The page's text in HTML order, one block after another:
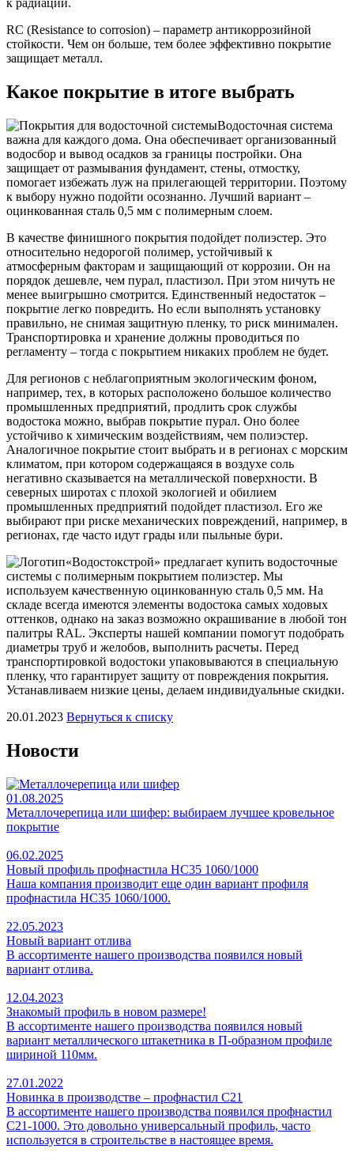
к радиации.
RС (Resistance to сorrosion) – параметр антикоррозийной
стойкости. Чем он больше, тем более эффективно покрытие
защищает металл.
Какое покрытие в итоге выбрать
Водосточная система
важна для каждого дома. Она обеспечивает организованный
водосбор и вывод осадков за границы постройки. Она
защищает от размывания фундамент, стены, отмостку,
помогает избежать луж на прилегающей территории. Поэтому
к выбору нужно подойти осознанно. Лучший вариант –
оцинкованная сталь 0,5 мм с полимерным слоем.
В качестве финишного покрытия подойдет полиэстер. Это
относительно недорогой полимер, устойчивый к
атмосферным факторам и защищающий от коррозии. Он на
порядок дешевле, чем пурал, пластизол. При этом ничуть не
менее выигрышно смотрится. Единственный недостаток –
покрытие легко повредить. Но если выполнять установку
правильно, не снимая защитную пленку, то риск минимален.
Транспортировка и хранение должны проводиться по
регламенту – тогда с покрытием никаких проблем не будет.
Для регионов с неблагоприятным экологическим фоном,
например, тех, в которых расположено большое количество
промышленных предприятий, продлить срок службы
водостока можно, выбрав покрытие пурал. Оно более
устойчиво к химическим воздействиям, чем полиэстер.
Аналогичное покрытие стоит выбрать и в регионах с морским
климатом, при котором содержащаяся в воздухе соль
негативно сказывается на металлической поверхности. В
северных широтах с плохой экологией и обилием
промышленных предприятий подойдет пластизол. Его же
выбирают при риске механических повреждений, например, в
регионах, где часто идут грады или пыльные бури.
«Водостокстрой» предлагает купить водосточные
системы с полимерным покрытием полиэстер. Мы
используем качественную оцинкованную сталь 0,5 мм. На
складе всегда имеются элементы водостока самых ходовых
оттенков, однако на заказ возможно окрашивание в любой тон
палитры RAL. Эксперты нашей компании помогут подобрать
диаметры труб и желобов, выполнить расчеты. Перед
транспортировкой водостоки упаковываются в специальную
пленку, что гарантирует защиту от повреждения покрытия.
Устанавливаем низкие цены, делаем индивидуальные скидки.
20.01.2023 Вернуться к списку
Новости
01.08.2025
Металлочерепица или шифер: выбираем лучшее кровельное
покрытие
06.02.2025
Новый профиль профнастила НС35 1060/1000
Наша компания производит еще один вариант профиля
профнастила НС35 1060/1000.
22.05.2023
Новый вариант отлива
В ассортименте нашего производства появился новый
вариант отлива.
12.04.2023
Знакомый профиль в новом размере!
В ассортименте нашего производства появился новый
вариант металлического штакетника в П-образном профиле
шириной 110мм.
27.01.2022
Новинка в производстве – профнастил С21
В ассортименте нашего производства появился профнастил
С21-1000. Это довольно универсальный профиль, часто
используется в строительстве в настоящее время.